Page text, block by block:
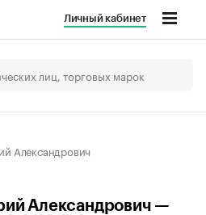
Личный кабинет
Александрович
Александрович —